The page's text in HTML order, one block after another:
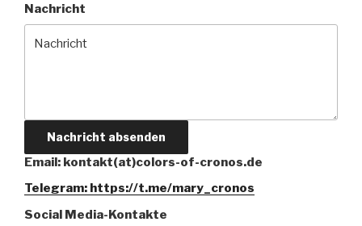
Nachricht
Nachricht absenden
Email: kontakt(at)colors-of-cronos.de
Telegram: https://t.me/mary_cronos
Social Media-Kontakte